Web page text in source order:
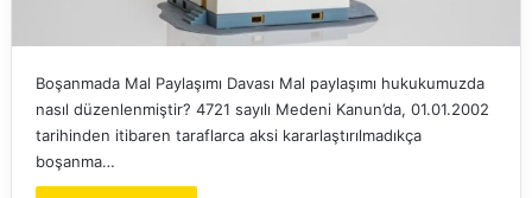
Boşanmada Mal Paylaşımı Davası Mal paylaşımı hukukumuzda
nasıl düzenlenmiştir? 4721 sayılı Medeni Kanun’da, 01.01.2002
tarihinden itibaren taraflarca aksi kararlaştırılmadıkça
boşanma…